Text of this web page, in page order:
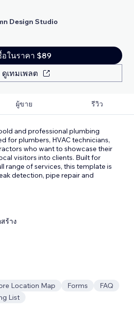
Design Studio
ในราคา $89
ดูเทมเพลต
ผู้ขาย รีวิว
and professional plumbing
for plumbers, HVAC technicians,
who want to showcase their
visitors into clients. Built for
range of services, this template is
detection, pipe repair and
ร้าง
Location Map Forms
FAQ
List